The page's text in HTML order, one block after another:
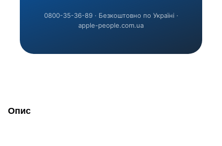
0800-35-36-89 · Безкоштовно по Україні ·
apple-people.com.ua
Опис